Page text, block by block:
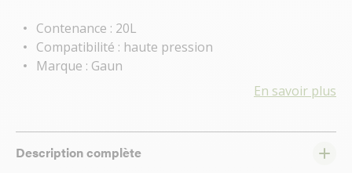
Contenance : 20L
Compatibilité : haute pression
Marque : Gaun
En savoir plus
Description complète